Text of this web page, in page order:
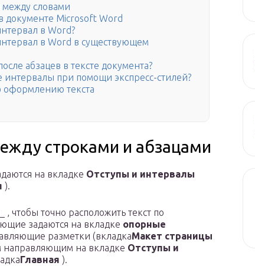
словами
документе Microsoft Word
в Word?
в Word в существующем
абзацев в тексте документа?
при помощи экспресс-стилей?
оформлению текста
строками и абзацами
на вкладке Отступы и интервалы
).
чтобы точно расположить текст по
задаются на вкладке опорные
разметки (вкладкаМакет страницы
направляющим на вкладке Отступы и
Главная ).